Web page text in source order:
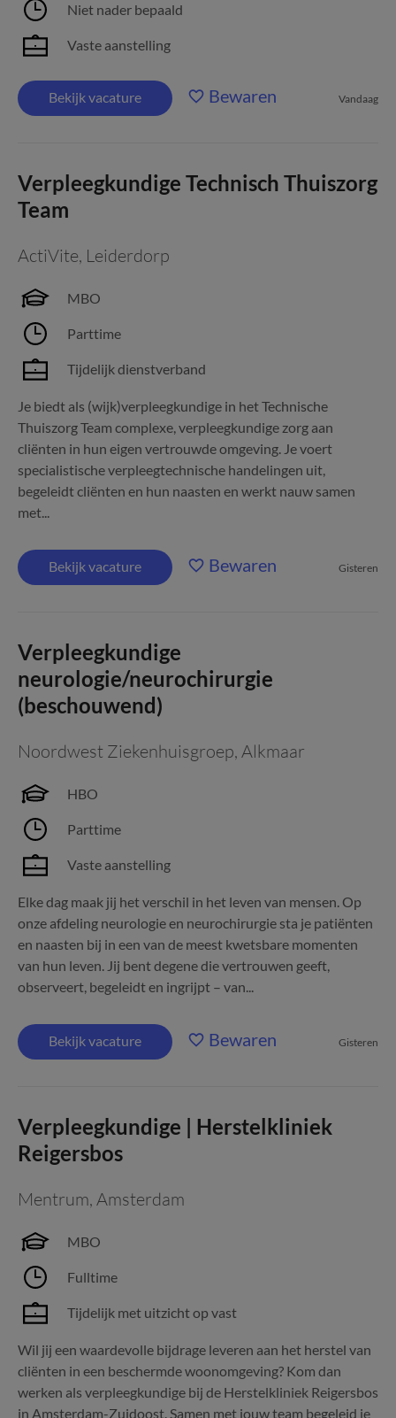
Niet nader bepaald
Vaste aanstelling
Bekijk vacature Bewaren Vandaag
Verpleegkundige Technisch Thuiszorg
Team
ActiVite, Leiderdorp
MBO
Parttime
Tijdelijk dienstverband
Je biedt als (wijk)verpleegkundige in het Technische
Thuiszorg Team complexe, verpleegkundige zorg aan
cliënten in hun eigen vertrouwde omgeving. Je voert
specialistische verpleegtechnische handelingen uit,
begeleidt cliënten en hun naasten en werkt nauw samen
met...
Bekijk vacature Bewaren Gisteren
Verpleegkundige
neurologie/neurochirurgie
(beschouwend)
Noordwest Ziekenhuisgroep, Alkmaar
HBO
Parttime
Vaste aanstelling
Elke dag maak jij het verschil in het leven van mensen. Op
onze afdeling neurologie en neurochirurgie sta je patiënten
en naasten bij in een van de meest kwetsbare momenten
van hun leven. Jij bent degene die vertrouwen geeft,
observeert, begeleidt en ingrijpt – van...
Bekijk vacature Bewaren Gisteren
Verpleegkundige | Herstelkliniek
Reigersbos
Mentrum, Amsterdam
MBO
Fulltime
Tijdelijk met uitzicht op vast
Wil jij een waardevolle bijdrage leveren aan het herstel van
cliënten in een beschermde woonomgeving? Kom dan
werken als verpleegkundige bij de Herstelkliniek Reigersbos
in Amsterdam-Zuidoost. Samen met jouw team begeleid je